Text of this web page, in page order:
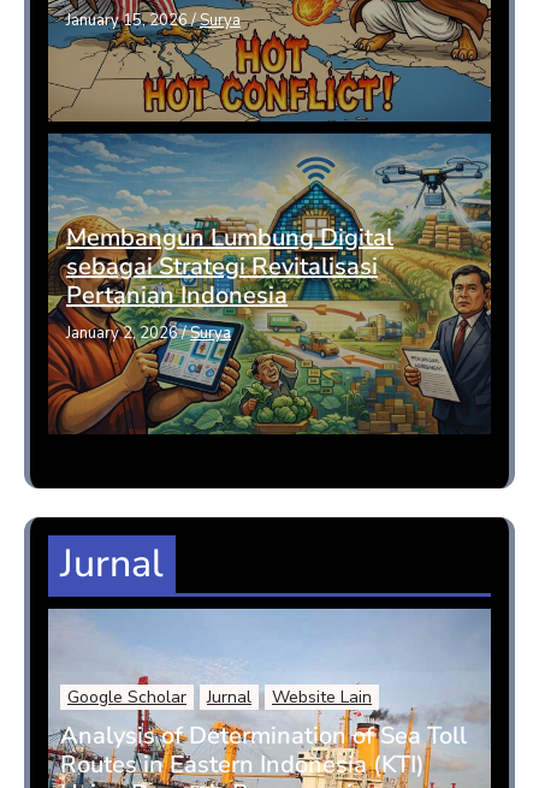
January 15, 2026/Surya
Membangun Lumbung Digital
sebagai Strategi Revitalisasi
Pertanian Indonesia
January 2, 2026/Surya
Jurnal
Google Scholar Jurnal Website Lain
Analysis of Determination of Sea Toll
Routes in Eastern Indonesia (KTI)